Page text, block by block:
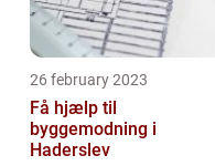
26 february 2023
Få hjælp til
byggemodning i
Haderslev